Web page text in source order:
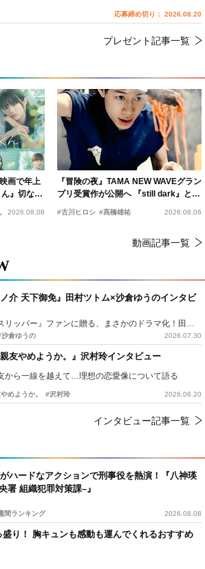
ハードなアクションで刑事役を熱演！『八神瑛
署 組織犯罪対策課–』
間ランキング 2026.08.08
り！ 胸キュンも感動も運んでくれるおすすめ
画で年上
』切ない
2026.08.08
『冒険の夜』TAMA NEW WAVEグラン
プリ受賞作が公開へ 『still dark』と同
時上映決定
#古川ヒロシ #髙橋雄祐 2026.08.06
動画記事一覧
ノ介 天下御免』田村ツトム×沙倉ゆうのインタビ
『侍タイムスリッパー』ファンに贈る、まさかのドラマ化！田村ツトム×沙倉ゆうのが語る『心配無用ノ介』撮影秘話
沙倉ゆうの 2026.07.30
親友やめようか。』沢村玲インタビュー
から一線を越えて…理想の恋愛像について語る
めようか。 #沢村玲 2026.06.20
インタビュー記事一覧
応募締め切り： 2026.08.20
プレゼント記事一覧